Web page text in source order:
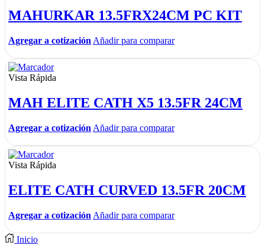
MAHURKAR 13.5FRX24CM PC KIT
Agregar a cotización Añadir para comparar
Vista Rápida
MAH ELITE CATH X5 13.5FR 24CM
Agregar a cotización Añadir para comparar
Vista Rápida
ELITE CATH CURVED 13.5FR 20CM
Agregar a cotización Añadir para comparar
Inicio